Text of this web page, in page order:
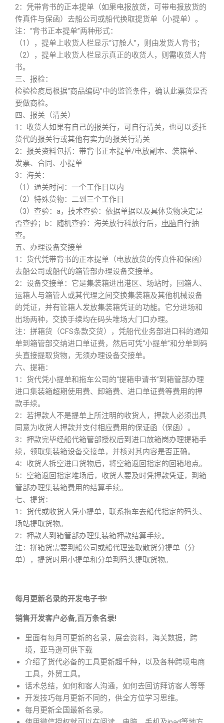
2：凭带背书的正本提单（如果电报放货，可带电报放货的
传真件与保函）去船公司或船代换取提货单（小提单）。
注：“背书正本提单”两种形式：
（1），提单上收货人栏显示“订舱人”，则由发货人背书；
（2），提单上收货人栏显示真正的收货人，则需收货人背
书。
三、报检：
检验检疫局根据“商品编码”中的监管条件，确认此票货是否
要做商检。
四、报关（清关）
1：收货人如果有自己的报关行，可自行清关，也可以委托
货代的报关行或其他有实力的报关行清关
2：报关资料包括：带背书正本提单/电放副本、装箱单、
发票、合同、小提单
3：海关：
（1）通关时间：一个工作日以内
（2）特殊货物：二到三个工作日
（3）查验：a，技术查验：依据单据以及具体货物决定是
否查验；b：随机查验：海关放行科放行后，
电脑自行抽
查。
五、办理设备交接单
1：货代凭带背书的正本提单（电放放货的传真件和保函）
去船公司或船代的箱管部办理设备交接单。
2：设备交接单：它是集装箱进出港区、场站时，回箱人、
运箱人与箱管人或其代理之间交换集装箱及其他机械设备
的凭证，并有管箱人发放集装箱凭证的功能。它分进场和
出场两种，交换手续均在码头堆场大门口办理。
注：拼箱货（CFS条款交货），凭船代业务部进口科的通知
单到箱管部交纳进口单证费，然后可凭“小提单”和分单到码
头直接提取货物，无须办理设备交接单。
六、提箱：
1：货代凭小提单和拖车公司的“提箱申请书”到箱管部办理
进口集装箱超期使用费、卸箱费、进口单证费等费用的押
款手续。
2：若押款人不是提单上所注明的收货人，押款人必须出具
同意为收货人押款并支付相应费用的保证函（保函）。
3：押款完毕经船代箱管部授权后到进口放箱岗办理提箱手
续，领取集装箱设备交接单，并核对其内容是否正确。
4：收货人拆空进口货物后，将空箱返回指定的回箱地点。
5：空箱返回指定堆场后，收货人要及时凭押款凭证，到箱
管部办理集装箱费用的结算手续。
七、提货：
1：货代或收货人凭小提单，联系拖车去船代指定的码头、
场站提取货物。
2：押款人到箱管部办理集装箱押款结算手续。
注：拼箱货需要到船公司或船代理签取散货分提单（分
单），提货时用小提单和分单到码头提取货物。
每月更新名录的开发电子书!
销售开发客户必备,百万条名录!
里面有每月可更新的名录，展会资料，海关数据，跨
境，亚马逊可供下载
介绍了货代必备的工具更新超千种，以及各种跨境电商
工具，外贸工具。
话术总结，如何和客人沟通，如何去回访拜访客人等等
开发技巧每月更新不同的，供全方位学习思维。
每月更新全国最新名录。